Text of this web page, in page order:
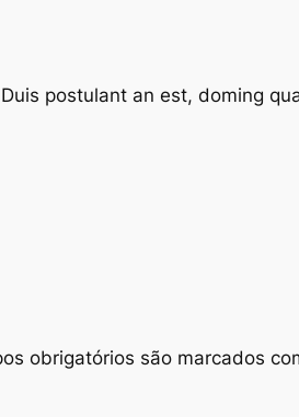
postulant an est, doming
obrigatórios são marcados